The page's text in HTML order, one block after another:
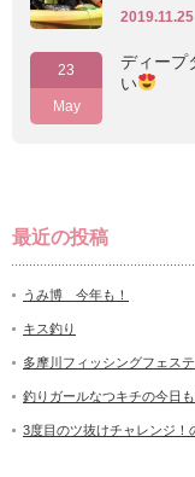
2019.11.25
23
May
ディープ
い
最近の投稿
うみ博 今年も！
キス釣り
多摩川フィッシングフェス
釣りガールなつキチの今日も
3度目のツ抜けチャレンジ！